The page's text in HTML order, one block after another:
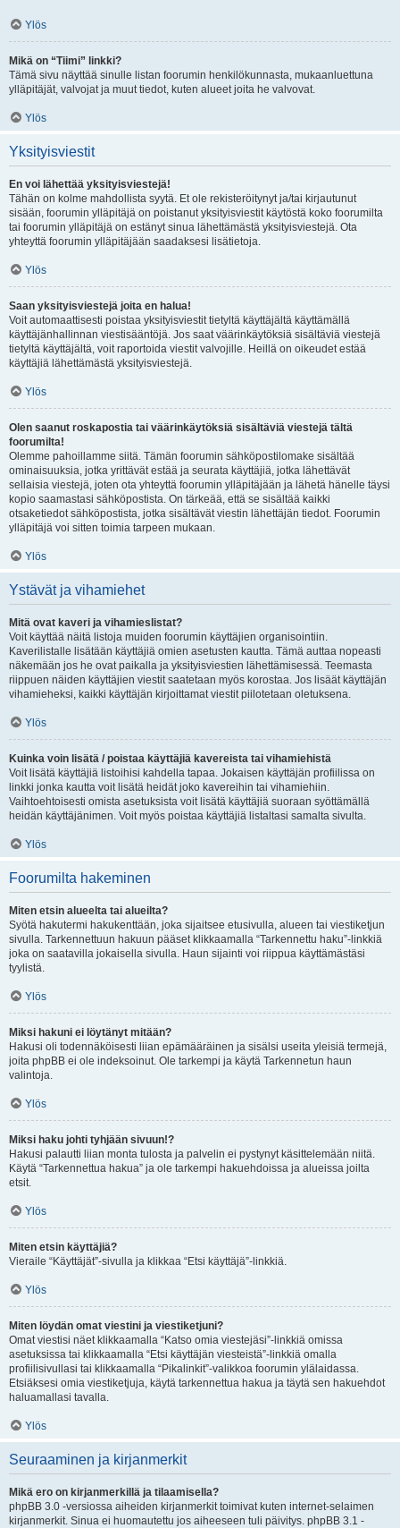
Ylös
Mikä on “Tiimi” linkki?
Tämä sivu näyttää sinulle listan foorumin henkilökunnasta, mukaanluettuna
ylläpitäjät, valvojat ja muut tiedot, kuten alueet joita he valvovat.
Ylös
Yksityisviestit
En voi lähettää yksityisviestejä!
Tähän on kolme mahdollista syytä. Et ole rekisteröitynyt ja/tai kirjautunut
sisään, foorumin ylläpitäjä on poistanut yksityisviestit käytöstä koko foorumilta
tai foorumin ylläpitäjä on estänyt sinua lähettämästä yksityisviestejä. Ota
yhteyttä foorumin ylläpitäjään saadaksesi lisätietoja.
Ylös
Saan yksityisviestejä joita en halua!
Voit automaattisesti poistaa yksityisviestit tietyltä käyttäjältä käyttämällä
käyttäjänhallinnan viestisääntöjä. Jos saat väärinkäytöksiä sisältäviä viestejä
tietyltä käyttäjältä, voit raportoida viestit valvojille. Heillä on oikeudet estää
käyttäjiä lähettämästä yksityisviestejä.
Ylös
Olen saanut roskapostia tai väärinkäytöksiä sisältäviä viestejä tältä
foorumilta!
Olemme pahoillamme siitä. Tämän foorumin sähköpostilomake sisältää
ominaisuuksia, jotka yrittävät estää ja seurata käyttäjiä, jotka lähettävät
sellaisia viestejä, joten ota yhteyttä foorumin ylläpitäjään ja lähetä hänelle täysi
kopio saamastasi sähköpostista. On tärkeää, että se sisältää kaikki
otsaketiedot sähköpostista, jotka sisältävät viestin lähettäjän tiedot. Foorumin
ylläpitäjä voi sitten toimia tarpeen mukaan.
Ylös
Ystävät ja vihamiehet
Mitä ovat kaveri ja vihamieslistat?
Voit käyttää näitä listoja muiden foorumin käyttäjien organisointiin.
Kaverilistalle lisätään käyttäjiä omien asetusten kautta. Tämä auttaa nopeasti
näkemään jos he ovat paikalla ja yksityisviestien lähettämisessä. Teemasta
riippuen näiden käyttäjien viestit saatetaan myös korostaa. Jos lisäät käyttäjän
vihamieheksi, kaikki käyttäjän kirjoittamat viestit piilotetaan oletuksena.
Ylös
Kuinka voin lisätä / poistaa käyttäjiä kavereista tai vihamiehistä
Voit lisätä käyttäjiä listoihisi kahdella tapaa. Jokaisen käyttäjän profiilissa on
linkki jonka kautta voit lisätä heidät joko kavereihin tai vihamiehiin.
Vaihtoehtoisesti omista asetuksista voit lisätä käyttäjiä suoraan syöttämällä
heidän käyttäjänimen. Voit myös poistaa käyttäjiä listaltasi samalta sivulta.
Ylös
Foorumilta hakeminen
Miten etsin alueelta tai alueilta?
Syötä hakutermi hakukenttään, joka sijaitsee etusivulla, alueen tai viestiketjun
sivulla. Tarkennettuun hakuun pääset klikkaamalla “Tarkennettu haku”-linkkiä
joka on saatavilla jokaisella sivulla. Haun sijainti voi riippua käyttämästäsi
tyylistä.
Ylös
Miksi hakuni ei löytänyt mitään?
Hakusi oli todennäköisesti liian epämääräinen ja sisälsi useita yleisiä termejä,
joita phpBB ei ole indeksoinut. Ole tarkempi ja käytä Tarkennetun haun
valintoja.
Ylös
Miksi haku johti tyhjään sivuun!?
Hakusi palautti liian monta tulosta ja palvelin ei pystynyt käsittelemään niitä.
Käytä “Tarkennettua hakua” ja ole tarkempi hakuehdoissa ja alueissa joilta
etsit.
Ylös
Miten etsin käyttäjiä?
Vieraile “Käyttäjät”-sivulla ja klikkaa “Etsi käyttäjä”-linkkiä.
Ylös
Miten löydän omat viestini ja viestiketjuni?
Omat viestisi näet klikkaamalla “Katso omia viestejäsi”-linkkiä omissa
asetuksissa tai klikkaamalla “Etsi käyttäjän viesteistä”-linkkiä omalla
profiilisivullasi tai klikkaamalla “Pikalinkit”-valikkoa foorumin ylälaidassa.
Etsiäksesi omia viestiketjuja, käytä tarkennettua hakua ja täytä sen hakuehdot
haluamallasi tavalla.
Ylös
Seuraaminen ja kirjanmerkit
Mikä ero on kirjanmerkillä ja tilaamisella?
phpBB 3.0 -versiossa aiheiden kirjanmerkit toimivat kuten internet-selaimen
kirjanmerkit. Sinua ei huomautettu jos aiheeseen tuli päivitys. phpBB 3.1 -